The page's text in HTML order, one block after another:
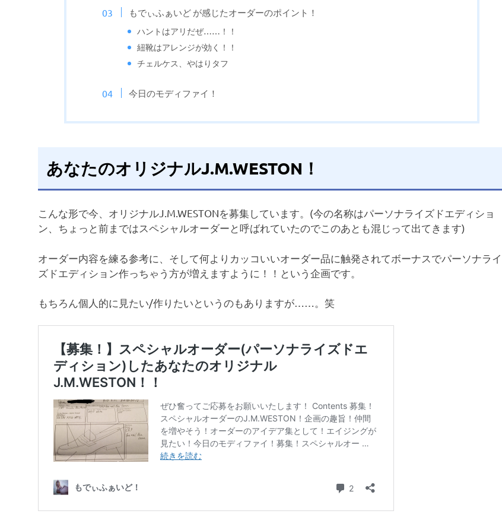
もでぃふぁいど が感じたオーダーのポイント！
ハントはアリだぜ……！！
紐靴はアレンジが効く！！
チェルケス、やはりタフ
今日のモディファイ！
あなたのオリジナルJ.M.WESTON！
こんな形で今、オリジナルJ.M.WESTONを募集しています。(今の名称はパーソナライズドエディショ
ン、ちょっと前まではスペシャルオーダーと呼ばれていたのでこのあとも混じって出てきます)
オーダー内容を練る参考に、そして何よりカッコいいオーダー品に触発されてボーナスでパーソナライ
ズドエディション作っちゃう方が増えますように！！という企画です。
もちろん個人的に見たい/作りたいというのもありますが……。笑